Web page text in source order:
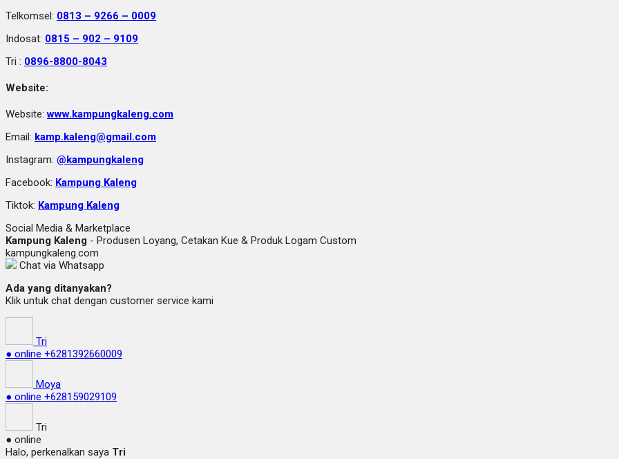
Telkomsel: 0813 – 9266 – 0009
Indosat: 0815 – 902 – 9109
Tri : 0896-8800-8043
Website:
Website:www.kampungkaleng.com
Email: kamp.kaleng@gmail.com
Instagram: @kampungkaleng
Facebook: Kampung Kaleng
Tiktok: Kampung Kaleng
Social Media & Marketplace
Kampung Kaleng - Produsen Loyang, Cetakan Kue & Produk Logam Custom
kampungkaleng.com
Chat via Whatsapp
Ada yang ditanyakan?
Klik untuk chat dengan customer service kami
Tri
● online +6281392660009
Moya
● online +628159029109
Tri
● online
Halo, perkenalkan saya Tri